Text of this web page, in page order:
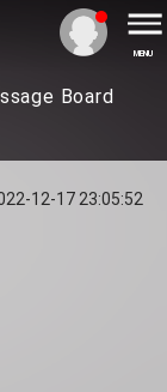
MENU
Board
12-17 23:05:52